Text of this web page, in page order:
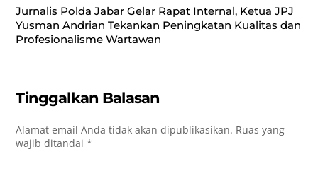
Jurnalis Polda Jabar Gelar Rapat Internal, Ketua JPJ
Yusman Andrian Tekankan Peningkatan Kualitas dan
Profesionalisme Wartawan
Tinggalkan Balasan
Alamat email Anda tidak akan dipublikasikan. Ruas yang
wajib ditandai*